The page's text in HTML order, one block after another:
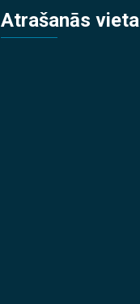
Atrašanās vieta